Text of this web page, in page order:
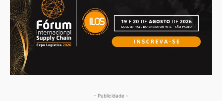
- Publicidade -